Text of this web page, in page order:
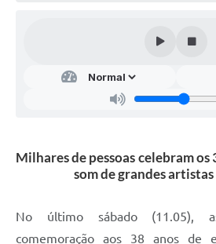
Milhares de pessoas celebram os
som de grandes
No último sábado (11.05),
comemoração aos 38 anos de